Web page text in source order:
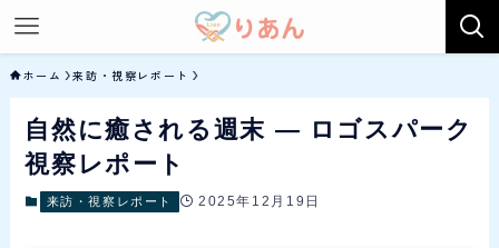
ホーム 来訪・視察レポート
自然に癒される週末 ― ロゴスパーク
視察レポート
来訪・視察レポート 2025年12月19日